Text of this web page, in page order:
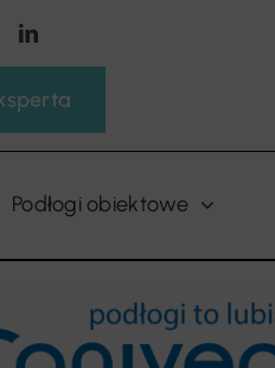
Podłogi obiektowe